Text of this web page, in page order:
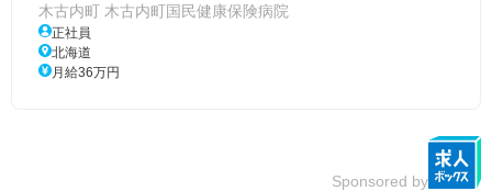
木古内町 木古内町国民健康保険病院
正社員
北海道
月給36万円
Sponsored by